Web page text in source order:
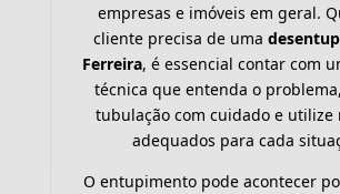
empresas e imóveis em geral.
cliente precisa de uma
Ferreira, é essencial contar com
técnica que entenda o
tubulação com cuidado e utilize
adequados para cada
O entupimento pode acontecer